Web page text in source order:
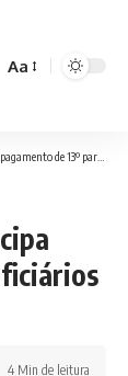
Font
Aa
para beneficiários do INSS
4 Min de leitura